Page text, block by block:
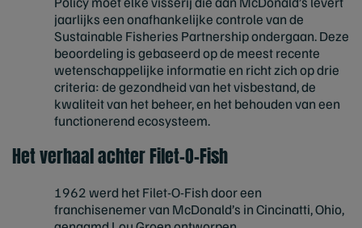
jaarlijks een onafhankelijke controle van de
Sustainable Fisheries Partnership ondergaan. Deze
beoordeling is gebaseerd op de meest recente
wetenschappelijke informatie en richt zich op drie
criteria: de gezondheid van het visbestand, de
kwaliteit van het beheer, en het behouden van een
functionerend ecosysteem.
Het verhaal achter Filet-O-Fish
1962 werd het Filet-O-Fish door een
franchisenemer van McDonald’s in Cincinatti, Ohio,